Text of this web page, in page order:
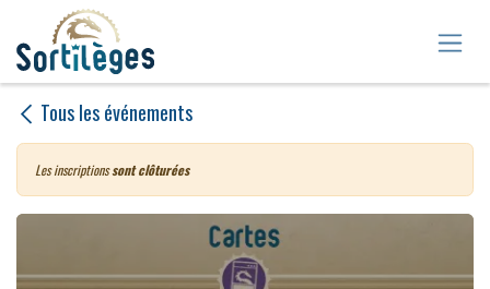
Se rendre au contenu
Tous les événements
Les inscriptionssont clôturées